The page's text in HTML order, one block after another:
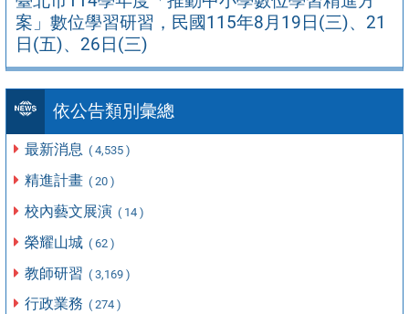
案」數位學習研習，民國115年8月19日(三)、21
日(五)、26日(三)
依公告類別彙總
最新消息 ( 4,535 )
精進計畫 ( 20 )
校內藝文展演 ( 14 )
榮耀山城 ( 62 )
教師研習 ( 3,169 )
行政業務 ( 274 )